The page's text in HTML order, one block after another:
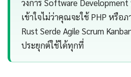
วงการ Software
เข้าใจไม่ว่าคุณจะใช้ PHP หรือ
Rust Serde Agile Scrum
ประยุกต์ใช้ได้ทุกที่